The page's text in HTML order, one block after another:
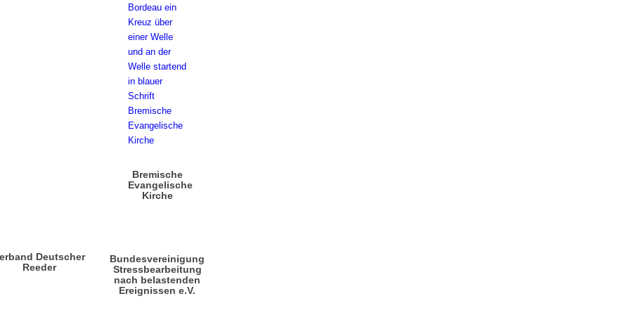
Bremische
Evangelische
Kirche
Deutscher
Reeder
Bundesvereinigung
Stressbearbeitung
nach belastenden
Ereignissen e.V.